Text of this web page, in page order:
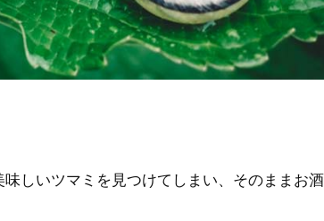
しいツマミを見つけてしまい、そのままお酒